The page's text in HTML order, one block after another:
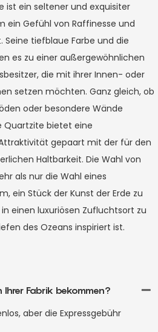
ist ein seltener und exquisiter
ein Gefühl von Raffinesse und
Seine tiefblaue Farbe und die
es zu einer außergewöhnlichen
die mit ihrer Innen- oder
setzen möchten. Ganz gleich, ob
oder besondere Wände
Quartzite bietet eine
gepaart mit der für den
Haltbarkeit. Die Wahl von
als nur die Wahl eines
ein Stück der Kunst der Erde zu
einen luxuriösen Zufluchtsort zu
des Ozeans inspiriert ist.
Ihrer Fabrik bekommen?
aber die Expressgebühr